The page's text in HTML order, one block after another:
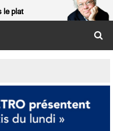
le plat